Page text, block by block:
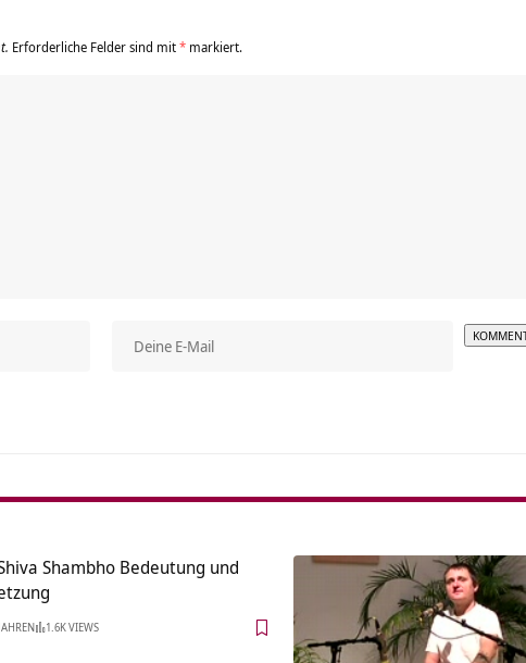
Erforderliche Felder sind mit* markiert.
Shambho Bedeutung und
1.6K VIEWS